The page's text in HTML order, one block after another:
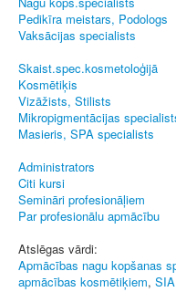
Pedikīra meistars, Podologs
Vaksācijas specialists
Skaist.spec.kosmetoloģijā
Kosmētiķis
Vizāžists, Stilists
Mikropigmentācijas
Masieris, SPA specialists
Administrators
Citi kursi
Semināri profesionāļiem
Par profesionālu apmācību
Atslēgas vārdi:
Apmācības nagu kopšanas
apmācības kosmētiķiem,